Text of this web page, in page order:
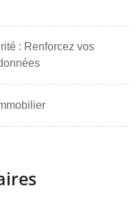
: Renforcez vos